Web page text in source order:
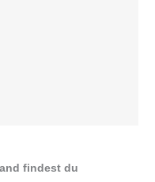
findest du